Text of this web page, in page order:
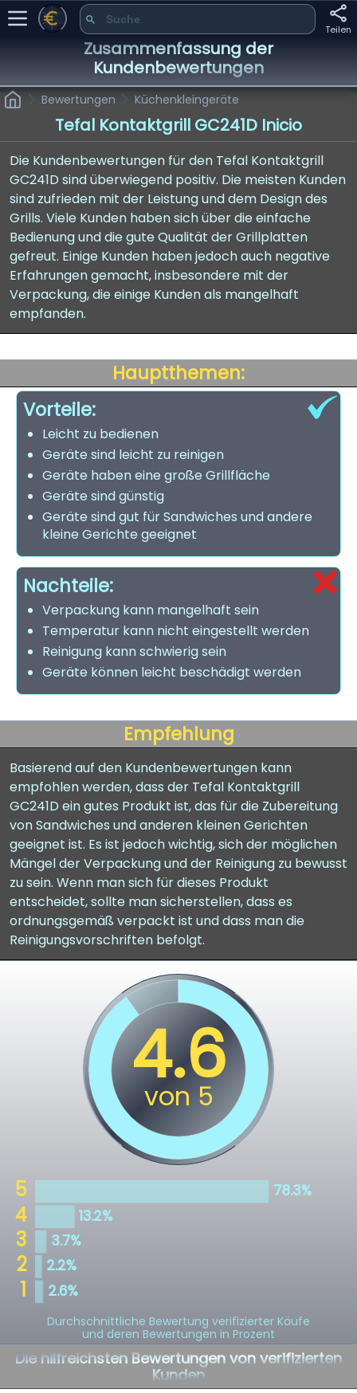
Teilen
Zusammenfassung der
Kundenbewertungen
Bewertungen Küchenkleingeräte
Tefal Kontaktgrill GC241D Inicio
Die Kundenbewertungen für den Tefal Kontaktgrill
GC241D sind überwiegend positiv. Die meisten Kunden
sind zufrieden mit der Leistung und dem Design des
Grills. Viele Kunden haben sich über die einfache
Bedienung und die gute Qualität der Grillplatten
gefreut. Einige Kunden haben jedoch auch negative
Erfahrungen gemacht, insbesondere mit der
Verpackung, die einige Kunden als mangelhaft
empfanden.
Hauptthemen:
Vorteile:
Leicht zu bedienen
Geräte sind leicht zu reinigen
Geräte haben eine große Grillfläche
Geräte sind günstig
Geräte sind gut für Sandwiches und andere
kleine Gerichte geeignet
Nachteile:
Verpackung kann mangelhaft sein
Temperatur kann nicht eingestellt werden
Reinigung kann schwierig sein
Geräte können leicht beschädigt werden
Empfehlung
Basierend auf den Kundenbewertungen kann
empfohlen werden, dass der Tefal Kontaktgrill
GC241D ein gutes Produkt ist, das für die Zubereitung
von Sandwiches und anderen kleinen Gerichten
geeignet ist. Es ist jedoch wichtig, sich der möglichen
Mängel der Verpackung und der Reinigung zu bewusst
zu sein. Wenn man sich für dieses Produkt
entscheidet, sollte man sicherstellen, dass es
ordnungsgemäß verpackt ist und dass man die
Reinigungsvorschriften befolgt.
Durchschnittliche Bewertung verifizierter Käufe
und deren Bewertungen in Prozent
Die hilfreichsten Bewertungen von verifizierten
Kunden